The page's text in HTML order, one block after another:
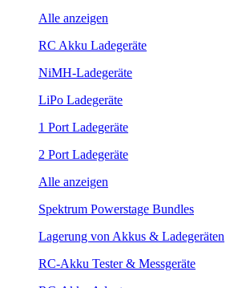
Alle anzeigen
RC Akku Ladegeräte
NiMH-Ladegeräte
LiPo Ladegeräte
1 Port Ladegeräte
2 Port Ladegeräte
Alle anzeigen
Spektrum Powerstage Bundles
Lagerung von Akkus & Ladegeräten
RC-Akku Tester & Messgeräte